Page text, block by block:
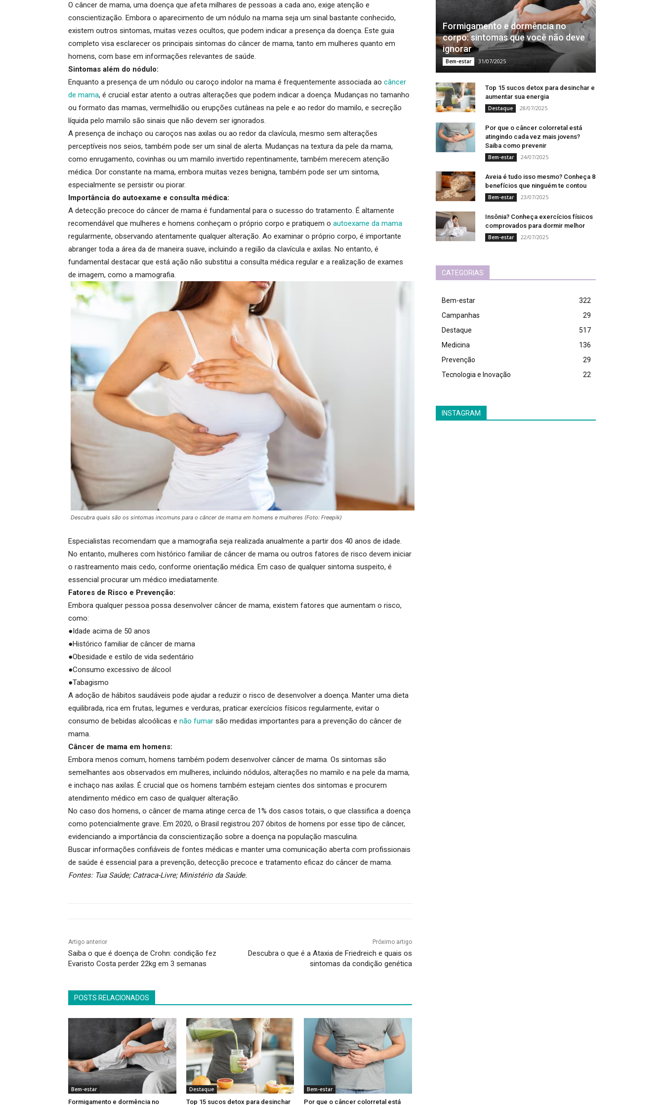
O câncer de mama, uma doença que afeta milhares de pessoas a cada ano, exige atenção e
conscientização. Embora o aparecimento de um nódulo na mama seja um sinal bastante conhecido,
existem outros sintomas, muitas vezes ocultos, que podem indicar a presença da doença. Este guia
completo visa esclarecer os principais sintomas do câncer de mama, tanto em mulheres quanto em
homens, com base em informações relevantes de saúde.
Sintomas além do nódulo:
Enquanto a presença de um nódulo ou caroço indolor na mama é frequentemente associada ao câncer
de mama, é crucial estar atento a outras alterações que podem indicar a doença. Mudanças no tamanho
ou formato das mamas, vermelhidão ou erupções cutâneas na pele e ao redor do mamilo, e secreção
líquida pelo mamilo são sinais que não devem ser ignorados.
A presença de inchaço ou caroços nas axilas ou ao redor da clavícula, mesmo sem alterações
perceptíveis nos seios, também pode ser um sinal de alerta. Mudanças na textura da pele da mama,
como enrugamento, covinhas ou um mamilo invertido repentinamente, também merecem atenção
médica. Dor constante na mama, embora muitas vezes benigna, também pode ser um sintoma,
especialmente se persistir ou piorar.
Importância do autoexame e consulta médica:
A detecção precoce do câncer de mama é fundamental para o sucesso do tratamento. É altamente
recomendável que mulheres e homens conheçam o próprio corpo e pratiquem o autoexame da mama
regularmente, observando atentamente qualquer alteração. Ao examinar o próprio corpo, é importante
abranger toda a área da de maneira suave, incluindo a região da clavícula e axilas. No entanto, é
fundamental destacar que está ação não substitui a consulta médica regular e a realização de exames
de imagem, como a mamografia.
Descubra quais são os sintomas incomuns para o câncer de mama em homens e mulheres (Foto: Freepik)
Especialistas recomendam que a mamografia seja realizada anualmente a partir dos 40 anos de idade.
No entanto, mulheres com histórico familiar de câncer de mama ou outros fatores de risco devem iniciar
o rastreamento mais cedo, conforme orientação médica. Em caso de qualquer sintoma suspeito, é
essencial procurar um médico imediatamente.
Fatores de Risco e Prevenção:
Embora qualquer pessoa possa desenvolver câncer de mama, existem fatores que aumentam o risco,
como:
●Idade acima de 50 anos
●Histórico familiar de câncer de mama
●Obesidade e estilo de vida sedentário
●Consumo excessivo de álcool
●Tabagismo
A adoção de hábitos saudáveis pode ajudar a reduzir o risco de desenvolver a doença. Manter uma dieta
equilibrada, rica em frutas, legumes e verduras, praticar exercícios físicos regularmente, evitar o
consumo de bebidas alcoólicas e não fumar são medidas importantes para a prevenção do câncer de
mama.
Câncer de mama em homens:
Embora menos comum, homens também podem desenvolver câncer de mama. Os sintomas são
semelhantes aos observados em mulheres, incluindo nódulos, alterações no mamilo e na pele da mama,
e inchaço nas axilas. É crucial que os homens também estejam cientes dos sintomas e procurem
atendimento médico em caso de qualquer alteração.
No caso dos homens, o câncer de mama atinge cerca de 1% dos casos totais, o que classifica a doença
como potencialmente grave. Em 2020, o Brasil registrou 207 óbitos de homens por esse tipo de câncer,
evidenciando a importância da conscientização sobre a doença na população masculina.
Buscar informações confiáveis de fontes médicas e manter uma comunicação aberta com profissionais
de saúde é essencial para a prevenção, detecção precoce e tratamento eficaz do câncer de mama.
Fontes: Tua Saúde; Catraca-Livre; Ministério da Saúde.
Artigo anterior
Saiba o que é doença de Crohn: condição fez
Evaristo Costa perder 22kg em 3 semanas
Próximo artigo
Descubra o que é a Ataxia de Friedreich e quais os
sintomas da condição genética
POSTS RELACIONADOS
Bem-estar
Formigamento e dormência no
Destaque
Top 15 sucos detox para desinchar
Bem-estar
Por que o câncer colorretal está
Formigamento e dormência no
corpo: sintomas que você não deve
ignorar
Bem-estar 31/07/2025
Top 15 sucos detox para desinchar e
aumentar sua energia
Destaque 28/07/2025
Por que o câncer colorretal está
atingindo cada vez mais jovens?
Saiba como prevenir
Bem-estar 24/07/2025
Aveia é tudo isso mesmo? Conheça 8
benefícios que ninguém te contou
Bem-estar 23/07/2025
Insônia? Conheça exercícios físicos
comprovados para dormir melhor
Bem-estar 22/07/2025
CATEGORIAS
Bem-estar
322
Campanhas
29
Destaque
517
Medicina
136
Prevenção
29
Tecnologia e Inovação
22
INSTAGRAM